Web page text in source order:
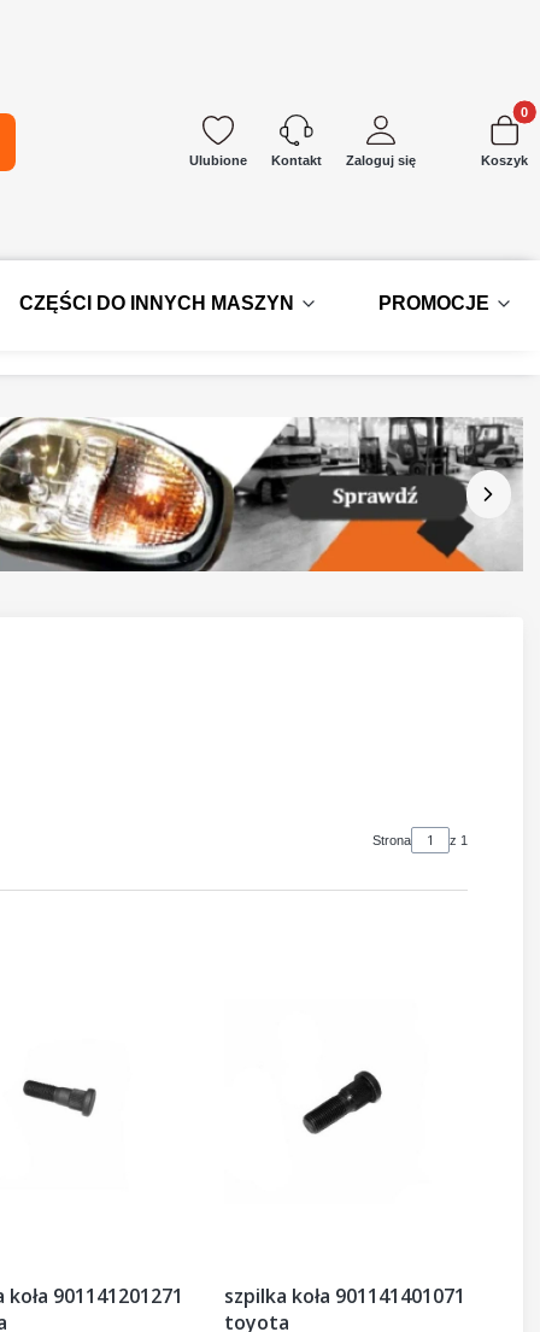
Ulubione Kontakt Zaloguj się Koszyk
CZĘŚCI DO INNYCH MASZYN PROMOCJE
Strona z 1
koła 901141201271
szpilka koła 901141401071
toyota